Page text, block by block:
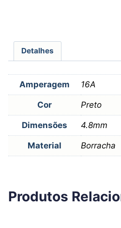
Detalhes
Amperagem 16A
Cor Preto
Dimensões 4.8mm
Material Borracha
Produtos